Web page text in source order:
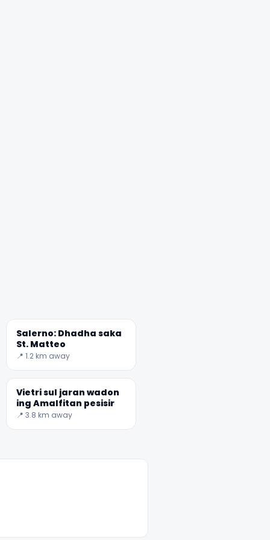
Salerno: Dhadha saka
St. Matteo
📍 1.2 km away
Vietri sul jaran wadon
ing Amalfitan pesisir
📍 3.8 km away